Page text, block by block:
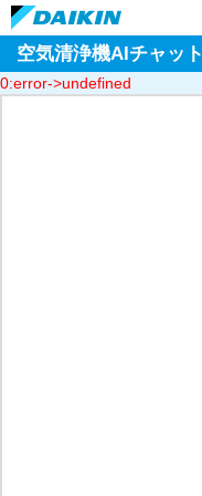
空気清浄機AIチャット
0:error->undefined